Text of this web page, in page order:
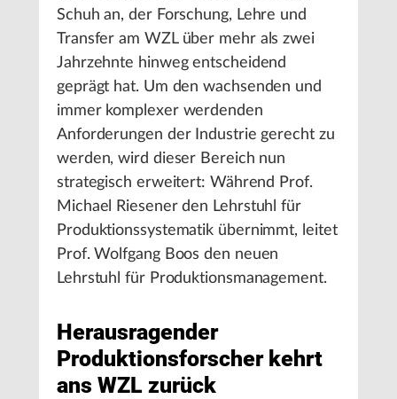
Schuh an, der Forschung, Lehre und
Transfer am WZL über mehr als zwei
Jahrzehnte hinweg entscheidend
geprägt hat. Um den wachsenden und
immer komplexer werdenden
Anforderungen der Industrie gerecht zu
werden, wird dieser Bereich nun
strategisch erweitert: Während Prof.
Michael Riesener den Lehrstuhl für
Produktionssystematik übernimmt, leitet
Prof. Wolfgang Boos den neuen
Lehrstuhl für Produktionsmanagement.
Herausragender
Produktionsforscher kehrt
ans WZL zurück